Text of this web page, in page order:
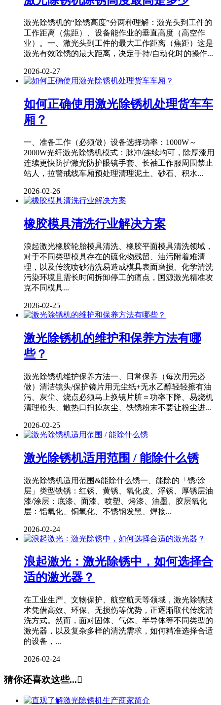
激光除锈机的“除锈高度”分两种理解：激光头到工件的
工作距离（焦距）、设备能作业的垂直高度（高空作
业）。一、激光头到工件的最大工作距离（焦距）这是
激光有效除锈的最大距离，决定手持/自动化时的操作...
2026-02-27
如何正确使用激光除锈机处理货车车
厢？
一、准备工作（必须做）设备选择功率：1000W～
2000W光纤激光除锈机模式：脉冲/连续均可，除厚漆用
连续更快防护激光防护眼镜手套、长袖工作服周围禁止
站人，拉警戒线车厢预处理清理泥土、砂石、积水...
2026-02-26
橡胶模具清洗行业解决方案
浪起激光橡胶轮胎模具清洗、橡胶平面模具清洗领域，
对于不同类型模具存在的硫化物残留、油污附着难清
理，以及传统喷砂清洗易造成模具表面磨损、化学清洗
污染环境且需长时间拆卸停工的痛点，国源激光精准攻
克不同模具...
2026-02-25
激光除锈机的维护和保养方法有哪
些？
激光除锈机维护保养方法一、日常保养（每次用完必
做）清洁镜头/保护镜片用无尘纸+无水乙醇轻轻擦有油
污、灰尘、烧点必须马上换镜片脏＝功率下降、易烧机
清理枪头、散热口扫掉灰尘、铁锈粉末不要让粉尘进...
2026-02-25
激光除锈机适用范围 / 能除什么锈
激光除锈机适用范围&能除什么锈一、能除的「锈/涂
层」类型铁锈：红锈、黄锈、氧化皮、浮锈、厚锈层油
漆/涂层：底漆、面漆、喷塑、烤漆、油墨、胶层氧化
层：铝氧化、铜氧化、不锈钢发黑、焊接...
2026-02-24
浪起激光：激光除锈中，如何选择合
适的激光器？
在工业生产、文物保护、航空航天等领域，激光除锈技
术凭借高效、环保、无损伤等优势，正逐渐取代传统清
洗方式。然而，面对固体、气体、半导体等不同类型的
激光器，以及复杂多样的清洗需求，如何精准选择合适
的设备，...
2026-02-24
猜你还喜欢这些...